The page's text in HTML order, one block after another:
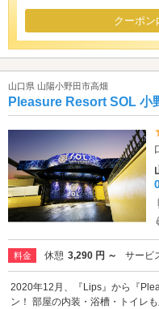
クーポン
山口県 山陽小野田市高畑
Pleasure Resort SOL 小
料金 休憩 3,290 円 ～ サービ
2020年12月、『Lips』から『
ン！ 部屋の内装・浴槽・トイレ